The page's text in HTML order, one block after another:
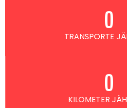
TRANSPORTE
0
KILOMETER
0